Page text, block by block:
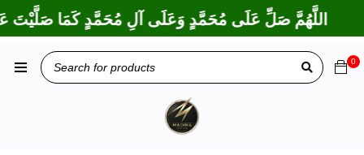
اللَّهُمَّ صَلِّ عَلَى مُحَمَّدٍ وَعَلَى آلِ مُحَمَّدٍ كَمَا صَلَّيْتَ
0